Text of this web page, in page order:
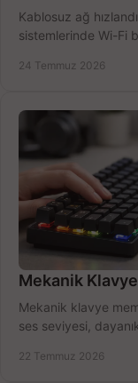
Kablosuz ağ
sistemlerinde Wi-Fi
24 Temmuz 2026
Mekanik
Mekanik klavye
ses seviyesi,
22 Temmuz 2026